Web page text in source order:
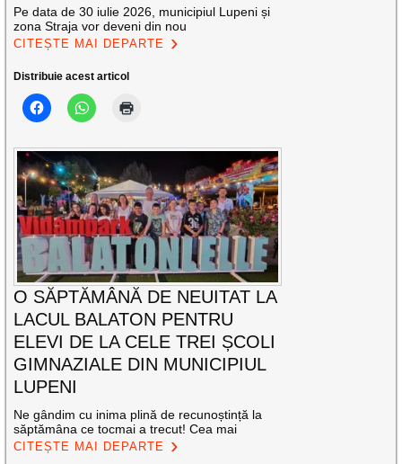
Pe data de 30 iulie 2026, municipiul Lupeni și
zona Straja vor deveni din nou
CITEȘTE MAI DEPARTE
Distribuie acest articol
O SĂPTĂMÂNĂ DE NEUITAT LA
LACUL BALATON PENTRU
ELEVI DE LA CELE TREI ȘCOLI
GIMNAZIALE DIN MUNICIPIUL
LUPENI
Ne gândim cu inima plină de recunoștință la
săptămâna ce tocmai a trecut! Cea mai
CITEȘTE MAI DEPARTE